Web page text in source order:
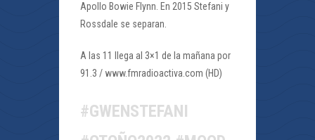
Apollo Bowie Flynn. En 2015 Stefani y
Rossdale se separan.
A las 11 llega al 3×1 de la mañana por
91.3 / www.fmradioactiva.com (HD)
#GWENSTEFANI